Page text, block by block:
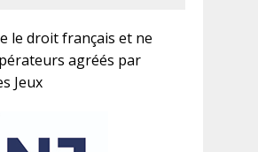
le droit français et ne
agréés par
Jeux